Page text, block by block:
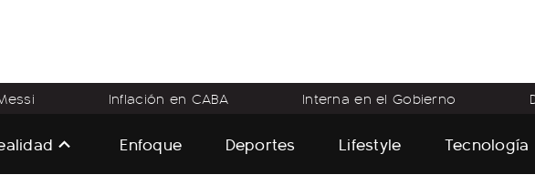
Inflación en CABA Interna en el Gobierno
Enfoque Deportes Lifestyle Tecnología